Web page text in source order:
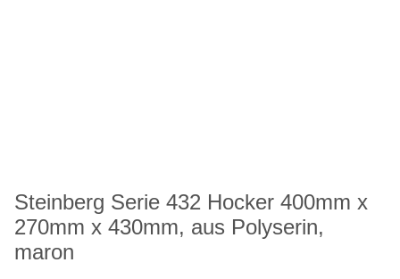
Steinberg Serie 432 Hocker 400mm x
270mm x 430mm, aus Polyserin,
maron